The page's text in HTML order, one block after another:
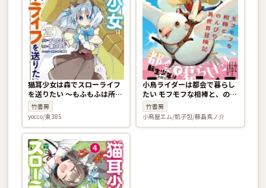
猫耳少女は森でスローライフ
を送りたい 〜もふもふは所望
しましたが、聖女とか王子様
とかは注文外です〜 3巻
竹書房
yocco/東385
小鳥ライダーは都会で暮らし
たい モフモフな相棒と、のん
びり異世界冒険記 1巻
竹書房
小鳥屋エム/凱子包/藤島真ノ介